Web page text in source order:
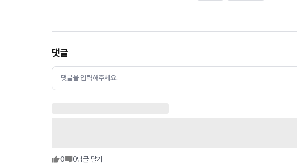
댓글
댓글을 입력해주세요.
0 0답글 달기